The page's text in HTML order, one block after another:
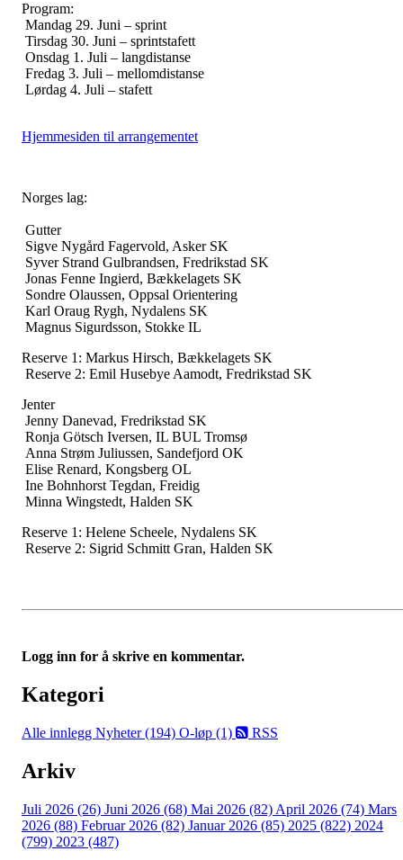
Program:
Mandag 29. Juni – sprint
Tirsdag 30. Juni – sprintstafett
Onsdag 1. Juli – langdistanse
Fredag 3. Juli – mellomdistanse
Lørdag 4. Juli – stafett
Hjemmesiden til arrangementet
Norges lag:
Gutter
Sigve Nygård Fagervold, Asker SK
Syver Strand Gulbrandsen, Fredrikstad SK
Jonas Fenne Ingierd, Bækkelagets SK
Sondre Olaussen, Oppsal Orientering
Karl Oraug Rygh, Nydalens SK
Magnus Sigurdsson, Stokke IL
Reserve 1: Markus Hirsch, Bækkelagets SK
Reserve 2: Emil Husebye Aamodt, Fredrikstad SK
Jenter
Jenny Danevad, Fredrikstad SK
Ronja Götsch Iversen, IL BUL Tromsø
Anna Strøm Juliussen, Sandefjord OK
Elise Renard, Kongsberg OL
Ine Bohnhorst Tegdan, Freidig
Minna Wingstedt, Halden SK
Reserve 1: Helene Scheele, Nydalens SK
Reserve 2: Sigrid Schmitt Gran, Halden SK
Logg inn for å skrive en kommentar.
Kategori
Alle innlegg Nyheter (194) O-løp (1) RSS
Arkiv
Juli 2026 (26) Juni 2026 (68) Mai 2026 (82) April 2026 (74) Mars
2026 (88) Februar 2026 (82) Januar 2026 (85) 2025 (822) 2024
(799) 2023 (487)